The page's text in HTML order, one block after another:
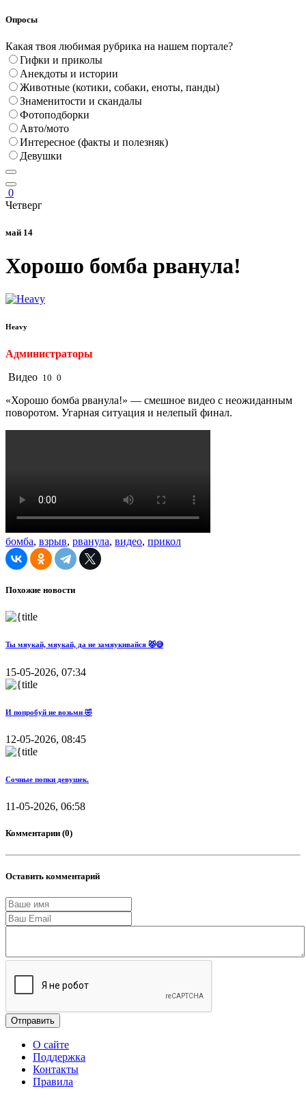
Опросы
Какая твоя любимая рубрика на нашем портале?
Гифки и приколы
Анекдоты и истории
Животные (котики, собаки, еноты, панды)
Знаменитости и скандалы
Фотоподборки
Авто/мото
Интересное (факты и полезняк)
Девушки
0
Четверг
май 14
Хорошо бомба рванула!
Heavy
Администраторы
Видео 10 0
«Хорошо бомба рванула!» — смешное видео с неожиданным
поворотом. Угарная ситуация и нелепый финал.
бомба, взрыв, рванула, видео, прикол
Похожие новости
Ты мяукай, мяукай, да не замяукивайся 😾😅
15-05-2026, 07:34
И попробуй не возьми 🤣
12-05-2026, 08:45
Сочные попки девушек.
11-05-2026, 06:58
Комментарии (0)
Оставить комментарий
Отправить
О сайте
Поддержка
Контакты
Правила